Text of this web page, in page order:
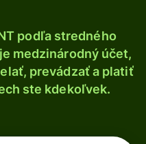
podľa stredného
medzinárodný účet,
prevádzať a platiť
ste kdekoľvek.